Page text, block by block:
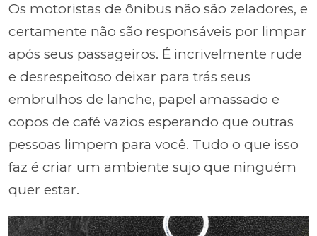
Os motoristas de ônibus não são zeladores, e
certamente não são responsáveis por limpar
após seus passageiros. É incrivelmente rude
e desrespeitoso deixar para trás seus
embrulhos de lanche, papel amassado e
copos de café vazios esperando que outras
pessoas limpem para você. Tudo o que isso
faz é criar um ambiente sujo que ninguém
quer estar.